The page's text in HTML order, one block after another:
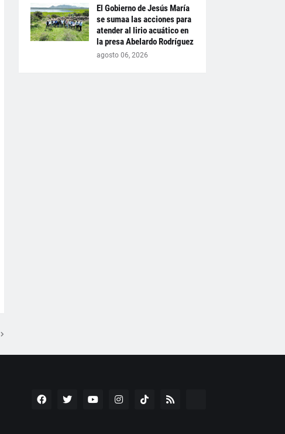
El Gobierno de Jesús María
se sumaa las acciones para
atender al lirio acuático en
la presa Abelardo Rodríguez
agosto 06, 2026